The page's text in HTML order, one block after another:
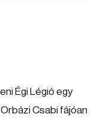
Égi Légió egy
Csabi fájóan